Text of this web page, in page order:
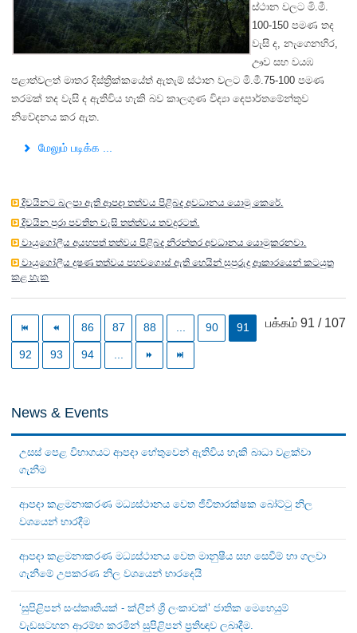
ස්ථාන වලට මි.මී.
100-150 පමණ තද
වැසි ද, නැගෙනහිර,
ඌව සහ වයඹ
පළාත්වලත් මාතර දිස්ත්‍රික්කයේත් ඇතැම් ස්ථාන වලට මි.මී.75-100 පමණ
තරමක් තද වැසි ද ඇතිවිය හැකි බව කාලගුණ විද්‍යා දෙපාර්තමේන්තුව
නිවේදනය කර ඇත.
மேலும் படிக்க ...
දිවයිනට බලපා ඇති ආපදා තත්වය පිළිබද අවධානය යොමු කෙරේ.
දිවයින පුරා පවතින වැසි තත්ත්වය තවදුරටත්.
වායුගෝලීය අයහපත් තත්වය පිළිබද නිරන්තර අවධානය යොමුකරනවා.
වායුගෝලීය දුෂණ තත්වය පහවගොස් ඇති හෙයින් සුපුරුදු ආකාරයෙන් කටයුතු
කළ හැක
பக்கம் 91 / 107
86 87 88 ... 90 91
92 93 94 ...
News & Events
උසස් පෙළ විභාගයට ආපදා හේතුවෙන් ඇතිවිය හැකි බාධා වළක්වා
ගැනීම
ආපදා කළමනාකරණ මධ්‍යස්ථානය වෙත ජීවිතාරක්ෂක බෝට්ටු නිල
වශයෙන් භාරදීම
ආපදා කළමනාකරණ මධ්‍යස්ථානය වෙත මානුෂීය සහ සෙවීම් හා ගලවා
ගැනීමේ උපකරණ නිල වශයෙන් භාරදෙයි
‘සුපිළිපන් සංස්කෘතියක් - ක්ලීන් ශ්‍රී ලංකාවක්’ ජාතික මෙහෙයුම්
වැඩසටහන ආරම්භ කරමින් සුපිළිපන් ප්‍රතිඥාව ලබාදීම.